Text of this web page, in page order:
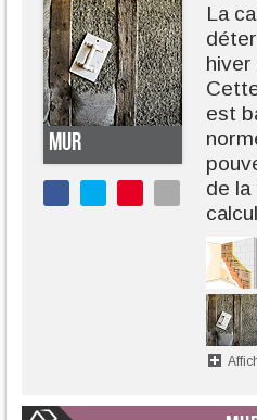
MUR
La
est
de